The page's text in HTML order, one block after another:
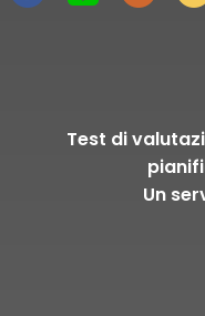
Test di
Un